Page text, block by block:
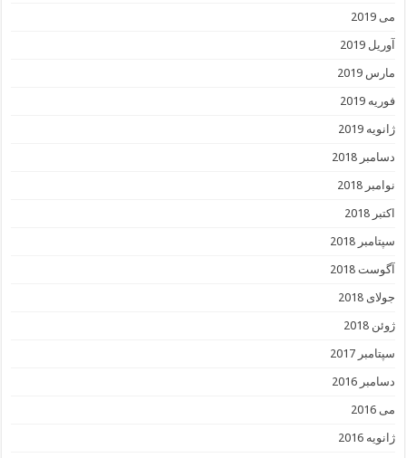
می 2019
آوریل 2019
مارس 2019
فوریه 2019
ژانویه 2019
دسامبر 2018
نوامبر 2018
اکتبر 2018
سپتامبر 2018
آگوست 2018
جولای 2018
ژوئن 2018
سپتامبر 2017
دسامبر 2016
می 2016
ژانویه 2016